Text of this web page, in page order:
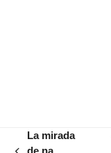
La mirada